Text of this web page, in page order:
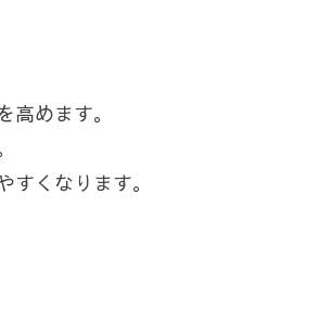
めます。
くなります。